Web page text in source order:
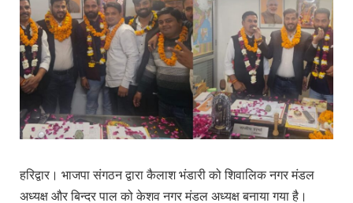
हरिद्वार। भाजपा संगठन द्वारा कैलाश भंडारी को शिवालिक नगर मंडल
अध्यक्ष और बिन्दर पाल को केशव नगर मंडल अध्यक्ष बनाया गया है।